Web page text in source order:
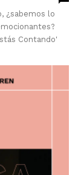
¿sabemos lo
Contando'